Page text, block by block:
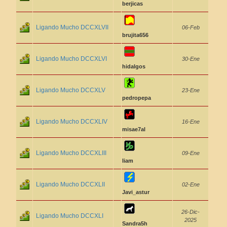
berjicas
Ligando Mucho DCCXLVII
brujita656
06-Feb
Ligando Mucho DCCXLVI
hidalgos
30-Ene
Ligando Mucho DCCXLV
pedropepa
23-Ene
Ligando Mucho DCCXLIV
misae7al
16-Ene
Ligando Mucho DCCXLIII
liam
09-Ene
Ligando Mucho DCCXLII
Javi_astur
02-Ene
Ligando Mucho DCCXLI
Sandra5h
26-Dic-
2025